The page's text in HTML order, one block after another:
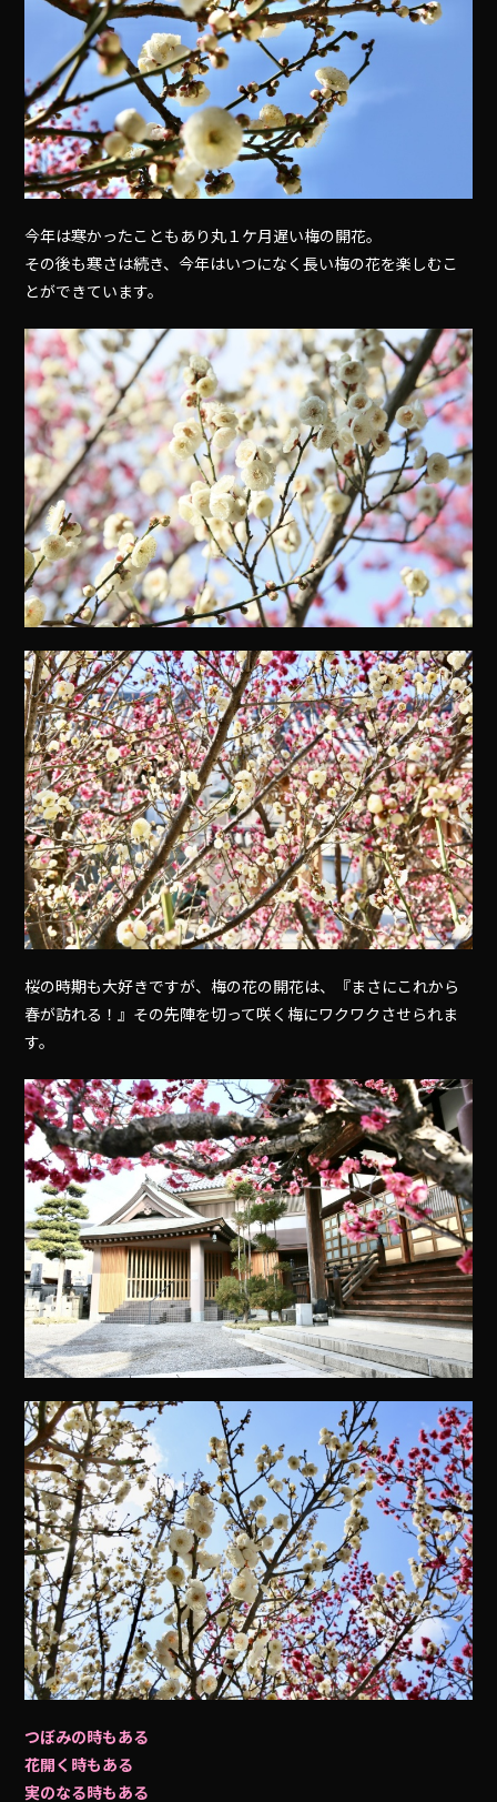
今年は寒かったこともあり丸１ケ月遅い梅の開花。
その後も寒さは続き、今年はいつになく長い梅の花を楽しむこ
とができています。
桜の時期も大好きですが、梅の花の開花は、『まさにこれから
春が訪れる！』その先陣を切って咲く梅にワクワクさせられま
す。
つぼみの時もある
花開く時もある
実のなる時もある